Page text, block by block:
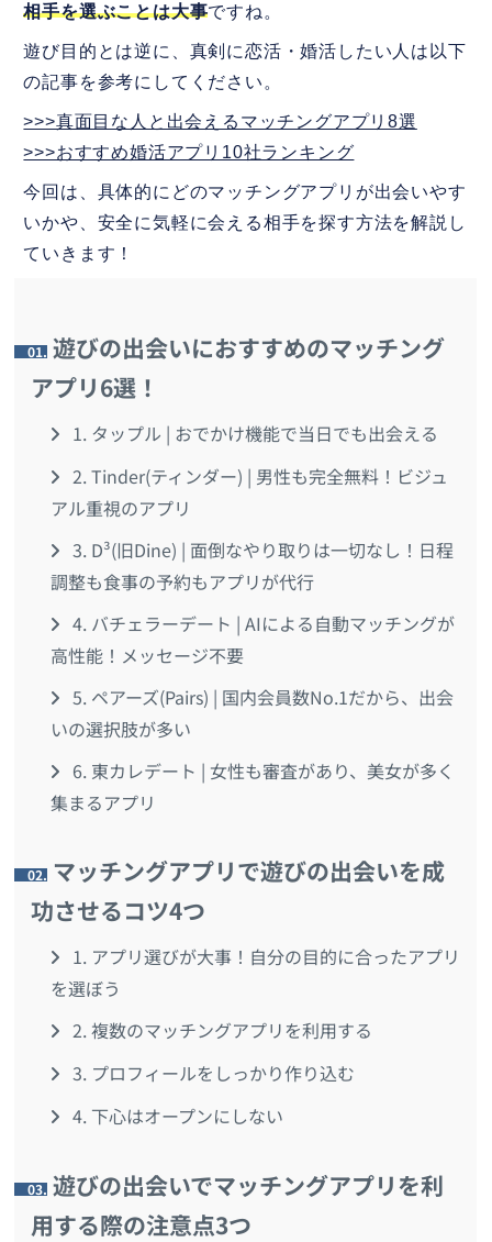
相手を選ぶことは大事ですね。
遊び目的とは逆に、真剣に恋活・婚活したい人は以下
の記事を参考にしてください。
>>>真面目な人と出会えるマッチングアプリ8選
>>>おすすめ婚活アプリ10社ランキング
今回は、具体的にどのマッチングアプリが出会いやす
いかや、安全に気軽に会える相手を探す方法を解説し
ていきます！
1. 遊びの出会いにおすすめのマッチング
アプリ6選！
1. タップル | おでかけ機能で当日でも出会える
2. Tinder(ティンダー) | 男性も完全無料！ビジュ
アル重視のアプリ
3. D³(旧Dine) | 面倒なやり取りは一切なし！日程
調整も食事の予約もアプリが代行
4. バチェラーデート | AIによる自動マッチングが
高性能！メッセージ不要
5. ペアーズ(Pairs) | 国内会員数No.1だから、出会
いの選択肢が多い
6. 東カレデート | 女性も審査があり、美女が多く
集まるアプリ
2. マッチングアプリで遊びの出会いを成
功させるコツ4つ
1. アプリ選びが大事！自分の目的に合ったアプリ
を選ぼう
2. 複数のマッチングアプリを利用する
3. プロフィールをしっかり作り込む
4. 下心はオープンにしない
3. 遊びの出会いでマッチングアプリを利
用する際の注意点3つ